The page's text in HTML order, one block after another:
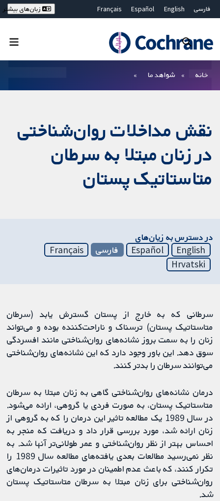
فارسی English
Español
Français
Bahasa Malaysia
ไทย
繁體中文
زبان‌های بیشتر
خانه شواهد ما
نقش مداخلات روان‌شناختی
در زنان مبتلا به سرطان
متاستاتیک پستان
در دسترس به زیان‌های
English
Español فارسی
Français
Hrvatski
سرطانی که به خارج از پستان گسترش یابد (سرطان
متاستاتیک پستان) ترسناک و ناراحت‌کننده بوده و می‌تواند
زنان را به سمت بروز نشانه‌های روان‌شناختی مانند افسردگی
سوق دهد. این باور وجود دارد که این نشانه‌های روان‌شناختی
می‌توانند سرطان را بدتر کنند.
درمان نشانه‌های روان‌شناختی گاهی به زنان مبتلا به سرطان
متاستاتیک پستان، به صورت فردی یا گروهی، ارائه می‌شود.
در سال 1989 یک مطالعه تاثیر این درمان را که به گروهی از
زنان ارائه شد، مورد بررسی قرار داد و دریافت که منجر به
احساس بهتر از نظر روان‌شناختی و عمر طولانی‌تر آنها شد. به
نظر نمی‌رسید مطالعات بعدی یافته‌های مطالعه سال 1989 را
تکرار کنند، که باعث عدم اطمینان در مورد تاثیرات درمان‌های
روان‌شناختی برای زنان مبتلا به سرطان متاستاتیک پستان
شد.